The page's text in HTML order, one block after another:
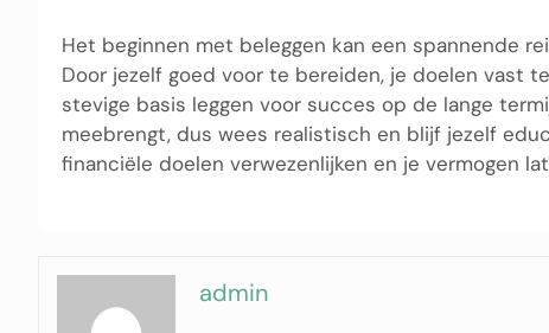
Het beginnen met beleggen kan een spannende
Door jezelf goed voor te bereiden, je doelen vast
stevige basis leggen voor succes op de lange
meebrengt, dus wees realistisch en blijf jezelf
financiële doelen verwezenlijken en je vermogen
admin